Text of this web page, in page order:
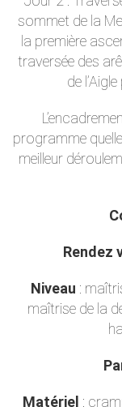
sommet de la
la première
traversée des
de
programme
meilleur
Rendez
Niveau :
maîtrise de la
Matériel :